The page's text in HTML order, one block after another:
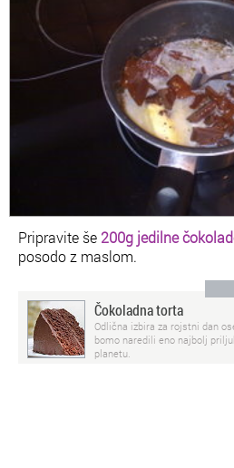
Pripravite še 200g jedilne
posodo z maslom.
Čokoladna torta
Odlična izbira za rojstni dan
bomo naredili eno najbolj
planetu.